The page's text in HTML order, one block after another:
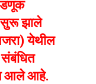
सुरू झाले
येथील
आले आहे.